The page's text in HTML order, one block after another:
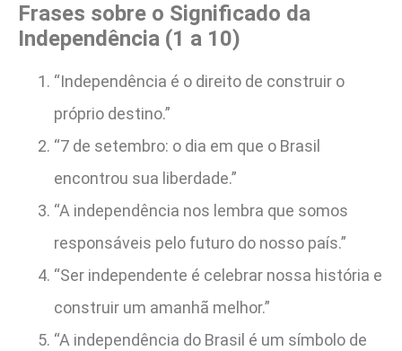
Frases sobre o Significado da
Independência (1 a 10)
“Independência é o direito de construir o
próprio destino.”
“7 de setembro: o dia em que o Brasil
encontrou sua liberdade.”
“A independência nos lembra que somos
responsáveis pelo futuro do nosso país.”
“Ser independente é celebrar nossa história e
construir um amanhã melhor.”
“A independência do Brasil é um símbolo de